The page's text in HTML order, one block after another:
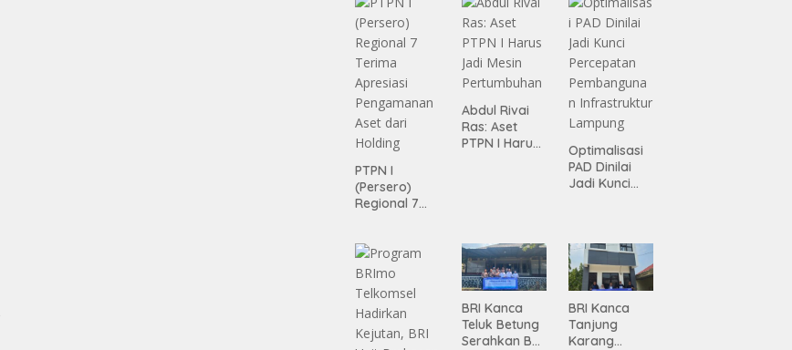
PTPN I
(Persero)
Regional 7
Pengamanan
Aset dari
Holding
Abdul Rivai
Ras: Aset
PTPN I Harus
Optimalisasi
PAD Dinilai
Jadi Kunci
Infrastruktur
Lampung
BRI Kanca
Teluk Betung
Serahkan BRI
BRI Kanca
Tanjung
Karang